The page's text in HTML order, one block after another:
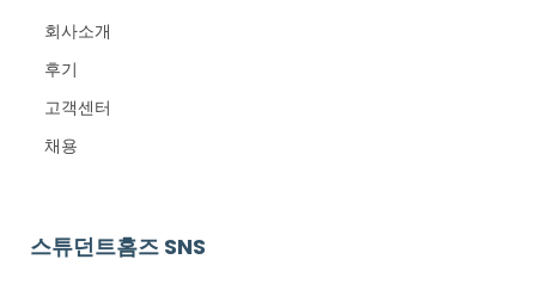
회사소개
후기
고객센터
채용
스튜던트홈즈 SNS